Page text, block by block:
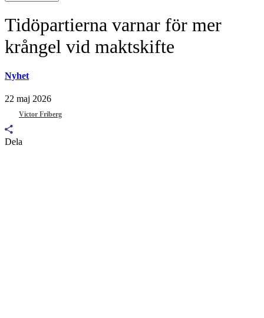
Tidöpartierna varnar för mer
krångel vid maktskifte
Nyhet
22 maj 2026
Victor Friberg
Dela